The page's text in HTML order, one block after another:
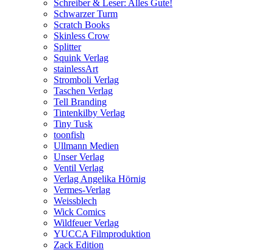
Schreiber & Leser: Alles Gute!
Schwarzer Turm
Scratch Books
Skinless Crow
Splitter
Squink Verlag
stainlessArt
Stromboli Verlag
Taschen Verlag
Tell Branding
Tintenkilby Verlag
Tiny Tusk
toonfish
Ullmann Medien
Unser Verlag
Ventil Verlag
Verlag Angelika Hörnig
Vermes-Verlag
Weissblech
Wick Comics
Wildfeuer Verlag
YUCCA Filmproduktion
Zack Edition